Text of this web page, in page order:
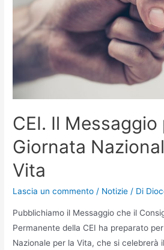
CEI. Il Messaggio
Giornata
Vita
Lascia un commento / Notizie / Di
Pubblichiamo il Messaggio che il
Permanente della CEI ha preparato
Nazionale per la Vita, che si celebrerà